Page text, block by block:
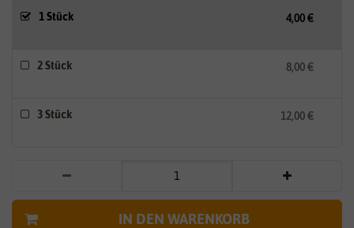
1 Stück 4,00 €
2 Stück 8,00 €
3 Stück 12,00 €
IN DEN WARENKORB